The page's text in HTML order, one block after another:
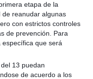
etapa de la
de reanudar algunas
con estrictos controles
de prevención. Para
que será
13 puedan
de acuerdo a los